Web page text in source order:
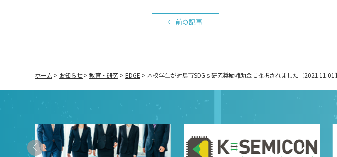
前の記事
ホーム > お知らせ > 教育・研究 > EDGE > 本校学生が対馬市SDGｓ研究奨励補助金に採択されました【2021.11.01】